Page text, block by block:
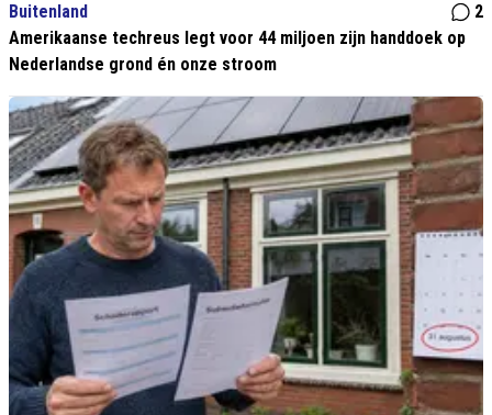
Buitenland
2
Amerikaanse techreus legt voor 44 miljoen zijn handdoek op
Nederlandse grond én onze stroom